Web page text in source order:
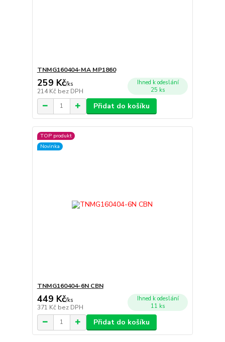
TNMG160404-MA MP1860
259 Kč/ks
214 Kč bez DPH
Ihned k odeslání
25 ks
Přidat do košíku
TOP produkt
Novinka
TNMG160404-6N CBN
449 Kč/ks
371 Kč bez DPH
Ihned k odeslání
11 ks
Přidat do košíku